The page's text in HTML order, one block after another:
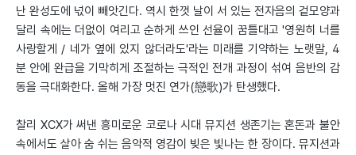
난 완성도에 넋이 빼앗긴다. 역시 한껏 날이 서 있는 전자음의 겉모양과
달리 속에는 더없이 여리고 순하게 쓰인 선율이 꿈틀대고 '영원히 너를
사랑할게 / 네가 옆에 있지 않더라도'라는 미래를 기약하는 노랫말, 4
분 안에 완급을 기막히게 조절하는 극적인 전개 과정이 섞여 음반의 감
동을 극대화한다. 올해 가장 멋진 연가(戀歌)가 탄생했다.
찰리 XCX가 써낸 흥미로운 코로나 시대 뮤지션 생존기는 혼돈과 불안
속에서도 살아 숨 쉬는 음악적 영감이 빚은 빛나는 한 장이다. 뮤지션과